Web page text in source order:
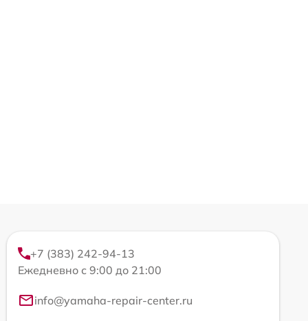
+7 (383) 242-94-13
Ежедневно с 9:00 до 21:00
info@yamaha-repair-center.ru